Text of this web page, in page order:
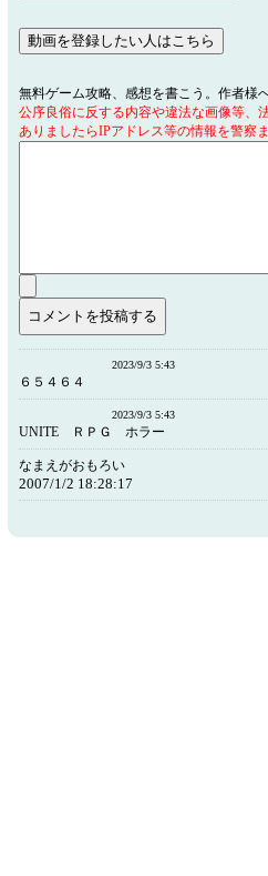
無料ゲーム攻略、感想を書こう。作者様
公序良俗に反する内容や違法な画像等、
ありましたらIPアドレス等の情報を警察
2023/9/3 5:43
６５４６４
2023/9/3 5:43
UNITE ＲＰＧ ホラー
なまえがおもろい
2007/1/2 18:28:17